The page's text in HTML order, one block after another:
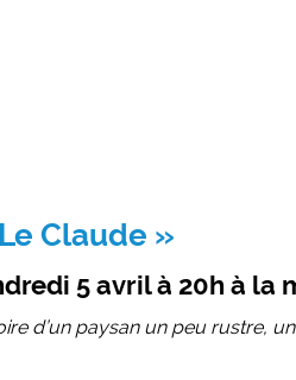
Claude »
5 avril à 20h à la
d’un paysan un peu rustre,